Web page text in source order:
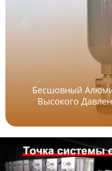
Бесшовный
Высокого